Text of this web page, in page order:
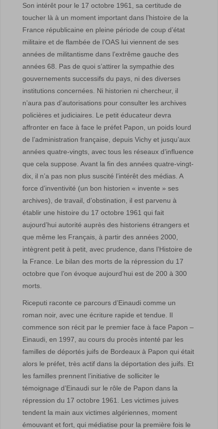
Son intérêt pour le 17 octobre 1961, sa certitude de
toucher là à un moment important dans l’histoire de la
France républicaine en pleine période de coup d’état
militaire et de flambée de l’OAS lui viennent de ses
années de militantisme dans l’extrême gauche des
années 68. Pas de quoi s’attirer la sympathie des
gouvernements successifs du pays, ni des diverses
institutions concernées. Ni historien ni chercheur, il
n’aura pas d’autorisations pour consulter les archives
policières et judiciaires. Le petit éducateur devra
affronter en face à face le préfet Papon, un poids lourd
de l’administration française, depuis Vichy et jusqu’aux
années quatre-vingts, avec tous les réseaux d’influence
que cela suppose. Avant la fin des années quatre-vingt-
dix, il n’a pas non plus suscité l’intérêt des médias. A
force d’inventivité (un bon historien « invente » ses
archives), de travail, d’obstination, il est parvenu à
établir une histoire du 17 octobre 1961 qui fait
aujourd’hui autorité auprès des historiens étrangers et
que même les Français, à partir des années 2000,
intègrent petit à petit, avec prudence, dans l’Histoire de
la France. Le bilan des morts de la répression du 17
octobre que l’on évoque aujourd’hui est de 200 à 300
morts.
Riceputi raconte ce parcours d’Einaudi comme un
roman noir, avec une écriture rapide et tendue. Il
commence son récit par le premier face à face Papon –
Einaudi, en 1997, au cours du procès intenté par les
familles de déportés juifs de Bordeaux à Papon qui était
alors le préfet, très actif dans la déportation des juifs. Et
les familles prennent l’initiative de solliciter le
témoignage d’Einaudi sur le rôle de Papon dans la
répression du 17 octobre 1961. Les victimes juives
tendent la main aux victimes algériennes, moment
émouvant et fort, qui médiatise pour la première fois le